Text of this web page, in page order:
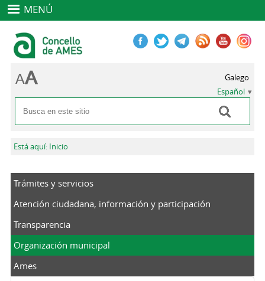
MENÚ
Formulario de búsqueda
Buscar
Galego
Español
Se encuentra usted aquí
Está aquí: Inicio
Trámites y servicios
Atención ciudadana, información y participación
Transparencia
Organización municipal
Ames